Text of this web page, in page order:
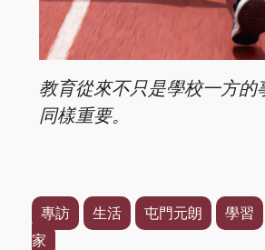
教育從來不只是學校一方的
同樣重要。
專訪 生活 屯門元朗 學習
家